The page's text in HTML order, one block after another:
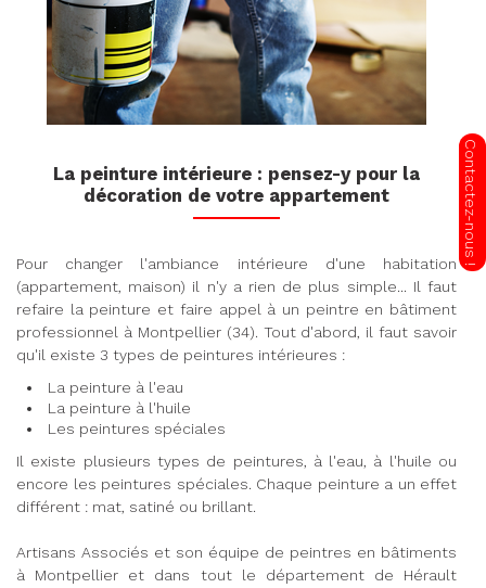
La peinture intérieure : pensez-y pour la
décoration de votre appartement
Pour changer l'ambiance intérieure d'une habitation
(appartement, maison) il n'y a rien de plus simple... Il faut
refaire la peinture et faire appel à un peintre en bâtiment
professionnel à Montpellier (34). Tout d'abord, il faut savoir
qu'il existe 3 types de peintures intérieures :
La peinture à l'eau
La peinture à l'huile
Les peintures spéciales
Il existe plusieurs types de peintures, à l'eau, à l'huile ou
encore les peintures spéciales. Chaque peinture a un effet
différent : mat, satiné ou brillant.
Artisans Associés et son équipe de peintres en bâtiments
à Montpellier et dans tout le département de Hérault